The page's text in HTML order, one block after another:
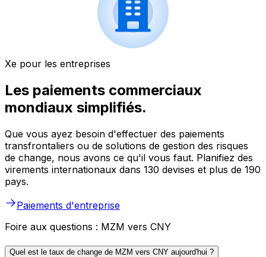
Xe pour les entreprises
Les paiements commerciaux
mondiaux simplifiés.
Que vous ayez besoin d'effectuer des paiements
transfrontaliers ou de solutions de gestion des risques
de change, nous avons ce qu'il vous faut. Planifiez des
virements internationaux dans 130 devises et plus de 190
pays.
Paiements d'entreprise
Foire aux questions : MZM vers CNY
Quel est le taux de change de MZM vers CNY aujourd'hui ?